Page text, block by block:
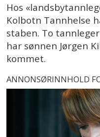
Hos
Kolbotn Tannhelse
staben. To
har sønnen Jørgen
kommet.
ANNONSØRINNHOLD